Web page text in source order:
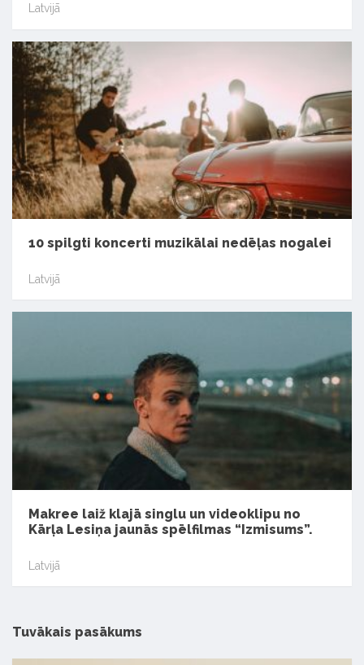
Latvijā
10 spilgti koncerti muzikālai nedēļas nogalei
Latvijā
Makree laiž klajā singlu un videoklipu no
Kārļa Lesiņa jaunās spēlfilmas “Izmisums”.
Latvijā
Tuvākais pasākums